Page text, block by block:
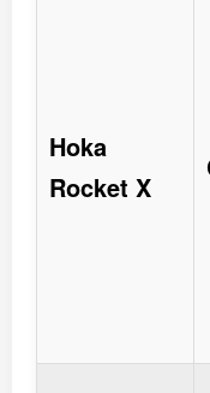
Hoka
Rocket X